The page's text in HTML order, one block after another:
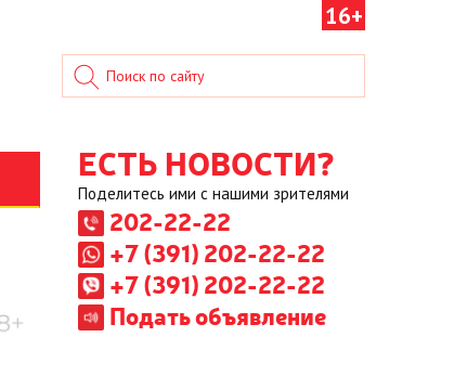
16+
ЕСТЬ НОВОСТИ?
Поделитесь ими с нашими зрителями
202-22-22
+7 (391) 202-22-22
+7 (391) 202-22-22
Подать объявление